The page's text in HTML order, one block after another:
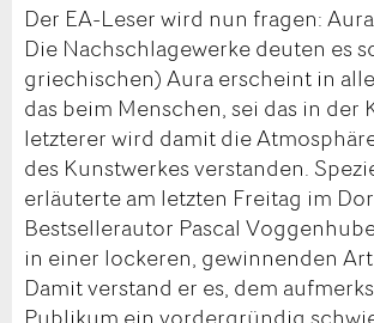
Der EA-Leser wird nun fragen:
Die Nachschlagewerke deuten es
griechischen) Aura erscheint in
das beim Menschen, sei das in der
letzterer wird damit die
des Kunstwerkes verstanden.
erläuterte am letzten Freitag im
Bestsellerautor Pascal
in einer lockeren, gewinnenden
Damit verstand er es, dem
Publikum ein vordergründig